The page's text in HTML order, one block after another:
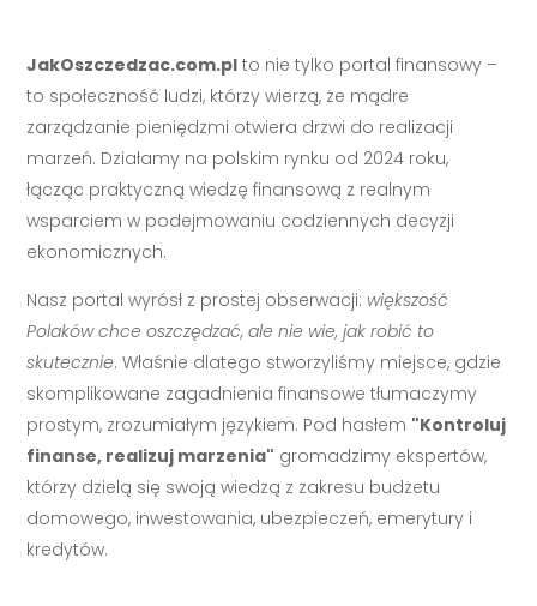
JakOszczedzac.com.pl to nie tylko portal finansowy –
to społeczność ludzi, którzy wierzą, że mądre
zarządzanie pieniędzmi otwiera drzwi do realizacji
marzeń. Działamy na polskim rynku od 2024 roku,
łącząc praktyczną wiedzę finansową z realnym
wsparciem w podejmowaniu codziennych decyzji
ekonomicznych.
Nasz portal wyrósł z prostej obserwacji: większość
Polaków chce oszczędzać, ale nie wie, jak robić to
skutecznie. Właśnie dlatego stworzyliśmy miejsce, gdzie
skomplikowane zagadnienia finansowe tłumaczymy
prostym, zrozumiałym językiem. Pod hasłem "Kontroluj
finanse, realizuj marzenia" gromadzimy ekspertów,
którzy dzielą się swoją wiedzą z zakresu budżetu
domowego, inwestowania, ubezpieczeń, emerytury i
kredytów.